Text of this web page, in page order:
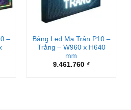
–
Bảng Led Ma Trận P10 –
Trắng – W960 x H640
mm
9.461.760 ₫